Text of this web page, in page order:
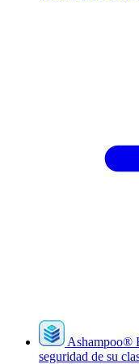
Ashampoo®
seguridad de su